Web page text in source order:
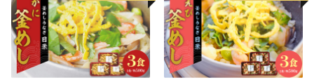
けてご覧ください。）
■お問い合わせ先
福井県敦賀市ふるさと納税コールセンター